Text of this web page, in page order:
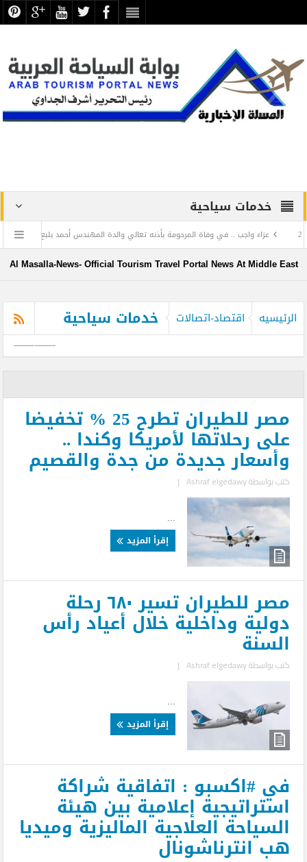
خدمات سياحية
.. في وفاة المرحومة بأذنه تعالي والدة المهندس أحمد بلبع الخبير الفندقي صاحب بلبع
تجليات اللغة العربية في بهاء الخط العربي.. معارض مؤقتة بمناسبة الاحتفال باليوم العالمي
Al Masalla-News- Official Tourism Travel Portal News At Middle East
الرئيسيه اقتصاد-اتصالات خدمات سياحية
مصر للطيران تطرح 25 % تخفيضا
على رحلاتها لأمريكا وكندا ..
وأسعار جديدة من جدة والقصيم
كتب بواسطةAshraf elgedawy
|
إقرأ المزيد
مصر للطيران تسير ٦٨٠ رحلة
دولية وداخلية خلال أعياد رأس
السنة
كتب بواسطةAshraf elgedawy
|
إقرأ المزيد
في #اكسبو : اتفاقية شراكة
استراتيجية إعلامية بين هيئة
السياحة العلاجية الماليزية وميديا
هب انترناشونال